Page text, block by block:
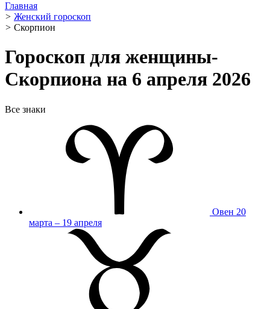
Главная
> Женский гороскоп
> Скорпион ️
Гороскоп для женщины-
Скорпиона на 6 апреля 2026
Все знаки
Овен 20
марта – 19 апреля